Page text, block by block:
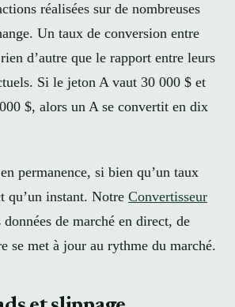
réalisées sur de nombreuses
Un taux de conversion entre
d’autre que le rapport entre leurs
Si le jeton A vaut 30 000 $ et
$, alors un A se convertit en dix
permanence, si bien qu’un taux
qu’un instant. Notre Convertisseur
de marché en direct, de
se met à jour au rythme du marché.